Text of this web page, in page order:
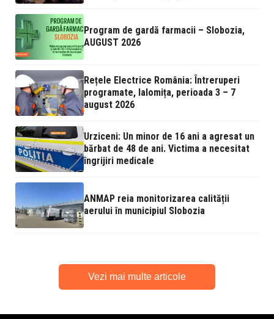
Program de gardă farmacii – Slobozia,
AUGUST 2026
Rețele Electrice România: Întreruperi
programate, Ialomița, perioada 3 – 7
august 2026
Urziceni: Un minor de 16 ani a agresat un
bărbat de 48 de ani. Victima a necesitat
îngrijiri medicale
ANMAP reia monitorizarea calității
aerului în municipiul Slobozia
Vezi mai multe articole